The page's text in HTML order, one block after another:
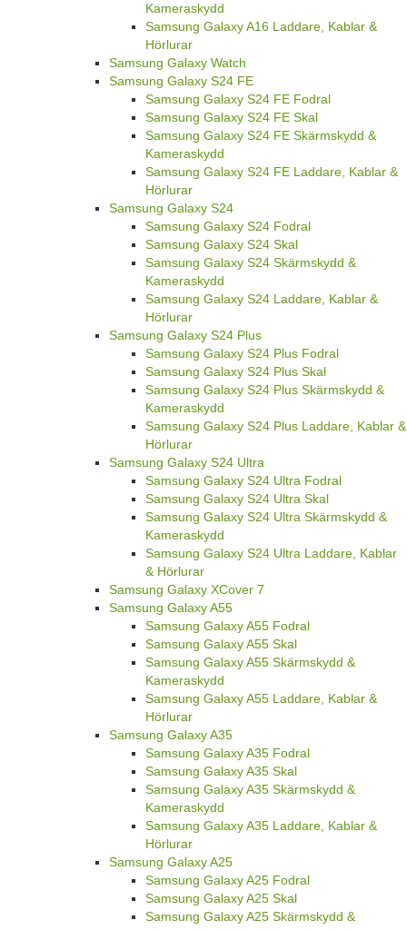
Kameraskydd
Samsung Galaxy A16 Laddare, Kablar &
Hörlurar
Samsung Galaxy Watch
Samsung Galaxy S24 FE
Samsung Galaxy S24 FE Fodral
Samsung Galaxy S24 FE Skal
Samsung Galaxy S24 FE Skärmskydd &
Kameraskydd
Samsung Galaxy S24 FE Laddare, Kablar &
Hörlurar
Samsung Galaxy S24
Samsung Galaxy S24 Fodral
Samsung Galaxy S24 Skal
Samsung Galaxy S24 Skärmskydd &
Kameraskydd
Samsung Galaxy S24 Laddare, Kablar &
Hörlurar
Samsung Galaxy S24 Plus
Samsung Galaxy S24 Plus Fodral
Samsung Galaxy S24 Plus Skal
Samsung Galaxy S24 Plus Skärmskydd &
Kameraskydd
Samsung Galaxy S24 Plus Laddare, Kablar &
Hörlurar
Samsung Galaxy S24 Ultra
Samsung Galaxy S24 Ultra Fodral
Samsung Galaxy S24 Ultra Skal
Samsung Galaxy S24 Ultra Skärmskydd &
Kameraskydd
Samsung Galaxy S24 Ultra Laddare, Kablar
& Hörlurar
Samsung Galaxy XCover 7
Samsung Galaxy A55
Samsung Galaxy A55 Fodral
Samsung Galaxy A55 Skal
Samsung Galaxy A55 Skärmskydd &
Kameraskydd
Samsung Galaxy A55 Laddare, Kablar &
Hörlurar
Samsung Galaxy A35
Samsung Galaxy A35 Fodral
Samsung Galaxy A35 Skal
Samsung Galaxy A35 Skärmskydd &
Kameraskydd
Samsung Galaxy A35 Laddare, Kablar &
Hörlurar
Samsung Galaxy A25
Samsung Galaxy A25 Fodral
Samsung Galaxy A25 Skal
Samsung Galaxy A25 Skärmskydd &